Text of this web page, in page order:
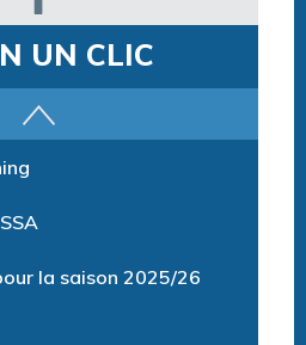
UN CLIC
la saison 2025/26